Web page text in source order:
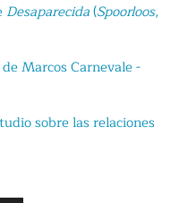
Desaparecida(Spoorloos,
Marcos Carnevale -
sobre las relaciones